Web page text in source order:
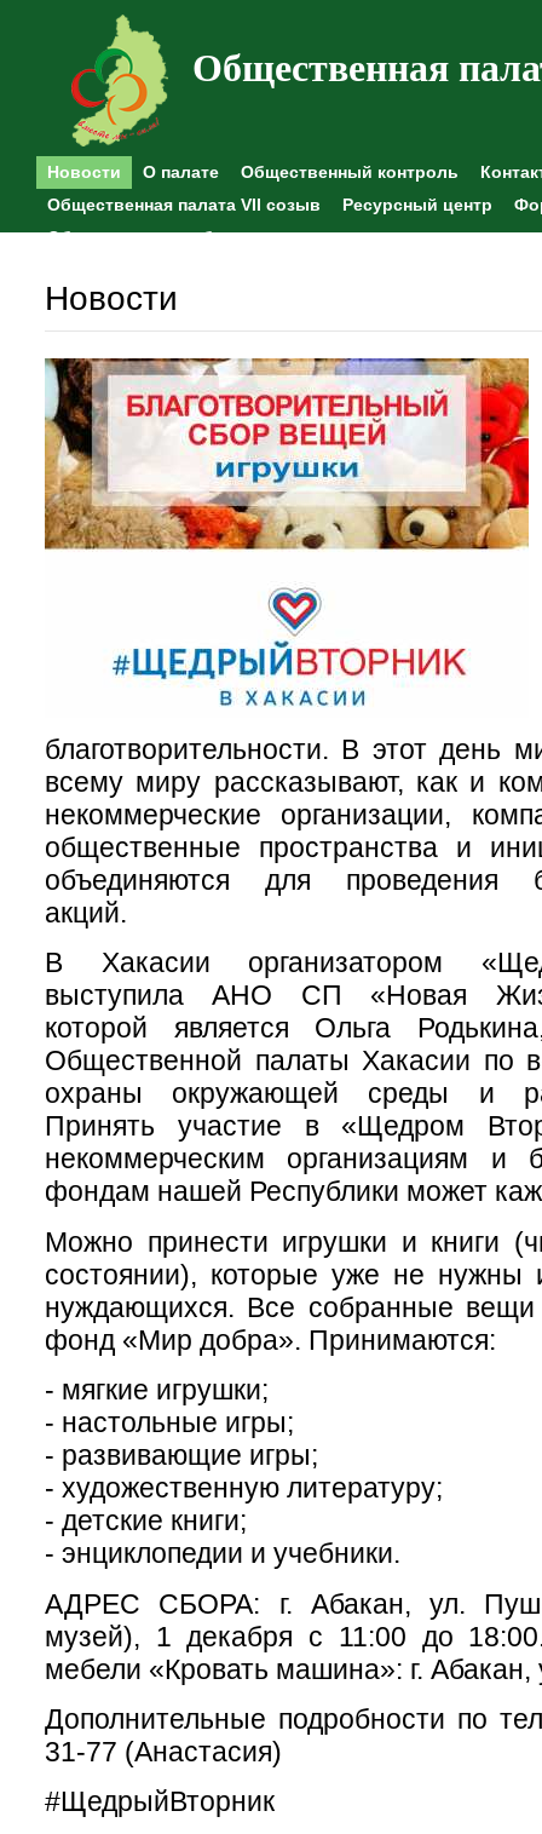
Общественная
Новости О палате Общественный контроль
Общественная палата VII созыв
Ресурсный центр
Общественные наблюдения
Новости
благотворительности. В этот день
всему миру рассказывают, как и
некоммерческие организации,
общественные пространства и
объединяются для проведения
акций.
В Хакасии организатором
выступила АНО СП «Новая
которой является Ольга
Общественной палаты Хакасии по
охраны окружающей среды и
Принять участие в «Щедром
некоммерческим организациям и
фондам нашей Республики может
Можно принести игрушки и книги
состоянии), которые уже не нужны
нуждающихся. Все собранные вещи
фонд «Мир добра». Принимаются:
- мягкие игрушки;
- настольные игры;
- развивающие игры;
- художественную литературу;
- детские книги;
- энциклопедии и учебники.
АДРЕС СБОРА: г. Абакан, ул.
музей), 1 декабря с 11:00 до
мебели «Кровать машина»: г. Абакан,
Дополнительные подробности по
31-77 (Анастасия)
#ЩедрыйВторник